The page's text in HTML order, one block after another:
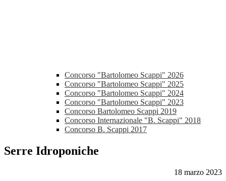
Concorso "Bartolomeo Scappi" 2026
Concorso "Bartolomeo Scappi" 2025
Concorso "Bartolomeo Scappi" 2024
Concorso "Bartolomeo Scappi" 2023
Concorso Bartolomeo Scappi 2019
Concorso Internazionale "B. Scappi" 2018
Concorso B. Scappi 2017
Serre Idroponiche
18 marzo 2023